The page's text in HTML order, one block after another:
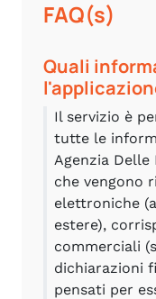
FAQ(s)
Quali
Il servizio è
tutte le
Agenzia
che vengono
elettroniche
estere),
commerciali
dichiarazioni
pensati per